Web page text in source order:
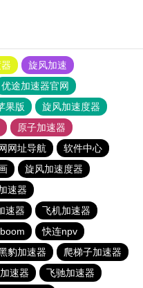
旋风加速
优途加速器官网
果版
旋风加速度器
原子加速器
网址导航
软件中心
旋风加速度器
速器
速器
飞机加速器
快连npv
豹加速器
爬梯子加速器
速器 飞驰加速器